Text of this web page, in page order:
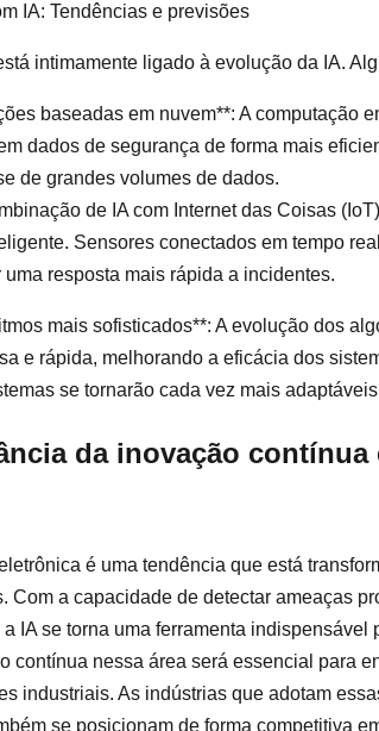
IA: Tendências e previsões
intimamente ligado à evolução da IA.
baseadas em nuvem**: A computação
dados de segurança de forma mais
de grandes volumes de dados.
de IA com Internet das Coisas
Sensores conectados em tempo
resposta mais rápida a incidentes.
mais sofisticados**: A evolução dos
e rápida, melhorando a eficácia dos
se tornarão cada vez mais
da inovação contínua
é uma tendência que está
Com a capacidade de detectar ameaças
IA se torna uma ferramenta indispensável
contínua nessa área será essencial para
industriais. As indústrias que adotam
se posicionam de forma competitiva